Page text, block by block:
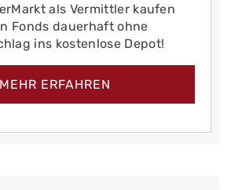
als Vermittler kaufen
Fonds dauerhaft ohne
ins kostenlose Depot!
MEHR ERFAHREN